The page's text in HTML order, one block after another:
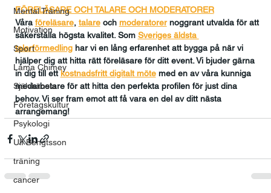
Mental Träning
Motivation
Sport
Lama Chimey
Självkänsla
Företagskultur
Psykologi
Ulf Bengtsson
träning
cancer
FÖRELÄSARE OCH TALARE OCH MODERATORER
Våra föreläsare, talare och moderatorer noggrant utvalda för att
säkerställa högsta kvalitet. Som Sveriges äldsta
talarförmedling har vi en lång erfarenhet att bygga på när vi
hjälper dig att hitta rätt föreläsare för ditt event. Vi bjuder gärna
in dig till ett kostnadsfritt digitalt möte med en av våra kunniga
medarbetare för att hitta den perfekta profilen för just dina
behov. Vi ser fram emot att få vara en del av ditt nästa
arrangemang!